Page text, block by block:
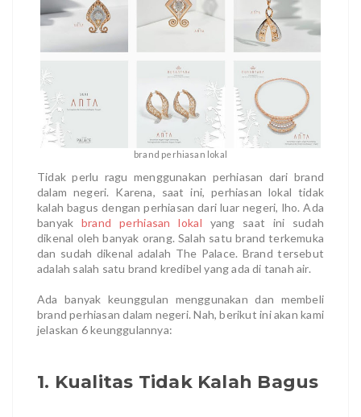
brand perhiasan lokal
Tidak perlu ragu menggunakan perhiasan dari brand
dalam negeri. Karena, saat ini, perhiasan lokal tidak
kalah bagus dengan perhiasan dari luar negeri, lho. Ada
banyak brand perhiasan lokal yang saat ini sudah
dikenal oleh banyak orang. Salah satu brand terkemuka
dan sudah dikenal adalah The Palace. Brand tersebut
adalah salah satu brand kredibel yang ada di tanah air.
Ada banyak keunggulan menggunakan dan membeli
brand perhiasan dalam negeri. Nah, berikut ini akan kami
jelaskan 6 keunggulannya:
1. Kualitas Tidak Kalah Bagus